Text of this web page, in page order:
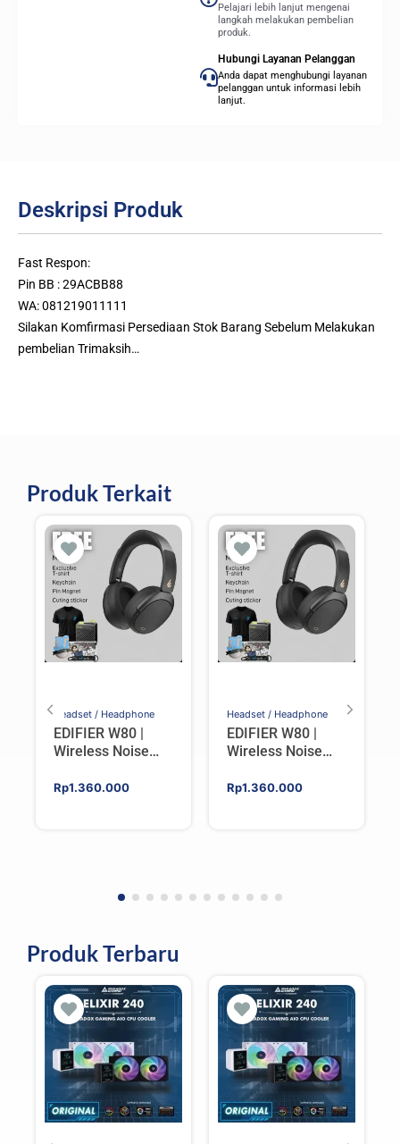
Pelajari lebih lanjut mengenai
langkah melakukan pembelian
produk.
Hubungi Layanan Pelanggan
Anda dapat menghubungi layanan
pelanggan untuk informasi lebih
lanjut.
Deskripsi Produk
Fast Respon:
Pin BB : 29ACBB88
WA: 081219011111
Silakan Komfirmasi Persediaan Stok Barang Sebelum Melakukan
pembelian Trimaksih…
Produk Terkait
Headset / Headphone
EDIFIER W80 |
Wireless Noise
ear Headphones –
Rp1.360.000
Headset / Headphone
EDIFIER W80 |
Wireless Noise
ear Headphones –
Rp1.360.000
Produk Terbaru